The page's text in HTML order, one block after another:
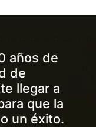
años de
de
llegar a
que la
un éxito.